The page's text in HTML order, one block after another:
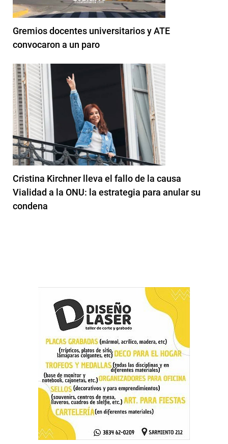
Gremios docentes universitarios y ATE
convocaron a un paro
Cristina Kirchner lleva el fallo de la causa
Vialidad a la ONU: la estrategia para anular su
condena